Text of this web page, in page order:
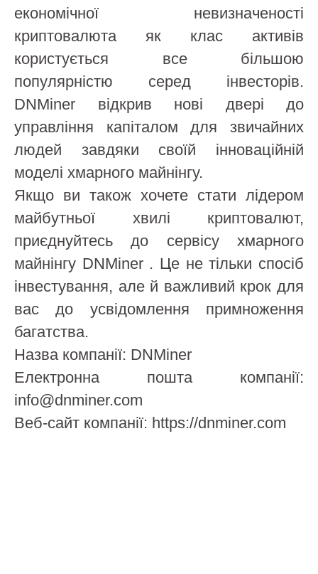
економічної невизначеності
криптовалюта як клас активів
користується все більшою
популярністю серед інвесторів.
DNMiner відкрив нові двері до
управління капіталом для звичайних
людей завдяки своїй інноваційній
моделі хмарного майнінгу.
Якщо ви також хочете стати лідером
майбутньої хвилі криптовалют,
приєднуйтесь до сервісу хмарного
майнінгу DNMiner . Це не тільки спосіб
інвестування, але й важливий крок для
вас до усвідомлення примноження
багатства.
Назва компанії: DNMiner
Електронна пошта компанії:
info@dnminer.com
Веб-сайт компанії: https://dnminer.com